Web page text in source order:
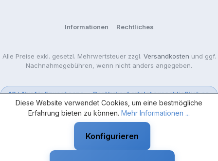
Informationen Rechtliches
Alle Preise exkl. gesetzl. Mehrwertsteuer zzgl. Versandkosten und ggf.
Nachnahmegebühren, wenn nicht anders angegeben.
18+ Nur für Erwachsene — Der Verkauf erfolgt ausschließlich an
Gewerbetreibende.
Diese Website verwendet Cookies, um eine bestmögliche
Erfahrung bieten zu können. Mehr Informationen ...
Konfigurieren